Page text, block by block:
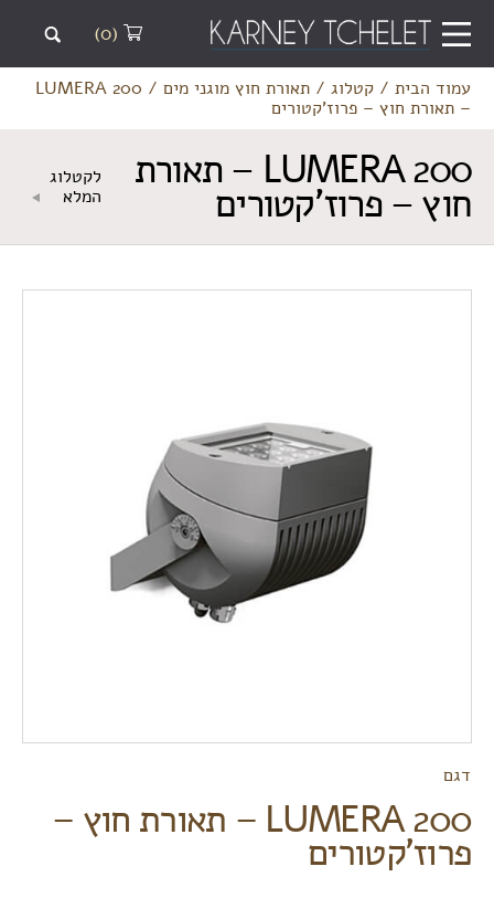
(0)
עמוד הבית/ קטלוג/ תאורת חוץ מוגני מים/
LUMERA 200
– תאורת חוץ – פרוז’קטורים
LUMERA 200 – תאורת
חוץ – פרוז'קטורים
לקטלוג
המלא
דגם
LUMERA 200 – תאורת חוץ –
פרוז'קטורים